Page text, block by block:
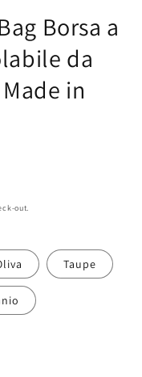
Borsa a
da
in
out.
Taupe